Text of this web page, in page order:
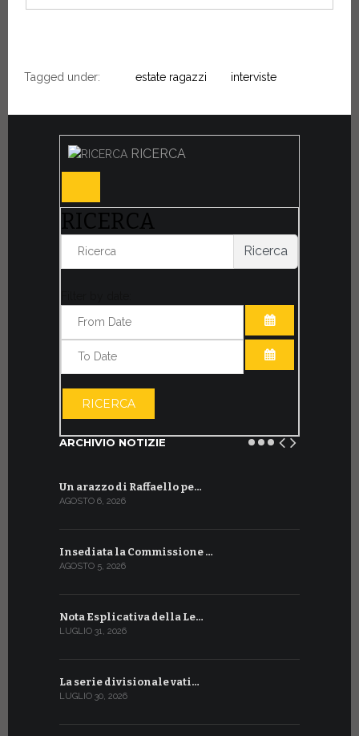
Tagged under: estate ragazzi interviste
RICERCA
RICERCA
Ricerca
APRI IL
RICERCA
ARCHIVIO NOTIZIE
Un arazzo di Raffaello pe…
AGOSTO 6, 2026
Insediata la Commissione …
AGOSTO 5, 2026
Nota Esplicativa della Le…
LUGLIO 31, 2026
La serie divisionale vati…
LUGLIO 30, 2026